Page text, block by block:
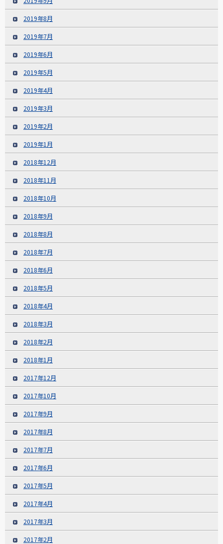
2019年8月
2019年7月
2019年6月
2019年5月
2019年4月
2019年3月
2019年2月
2019年1月
2018年12月
2018年11月
2018年10月
2018年9月
2018年8月
2018年7月
2018年6月
2018年5月
2018年4月
2018年3月
2018年2月
2018年1月
2017年12月
2017年10月
2017年9月
2017年8月
2017年7月
2017年6月
2017年5月
2017年4月
2017年3月
2017年2月